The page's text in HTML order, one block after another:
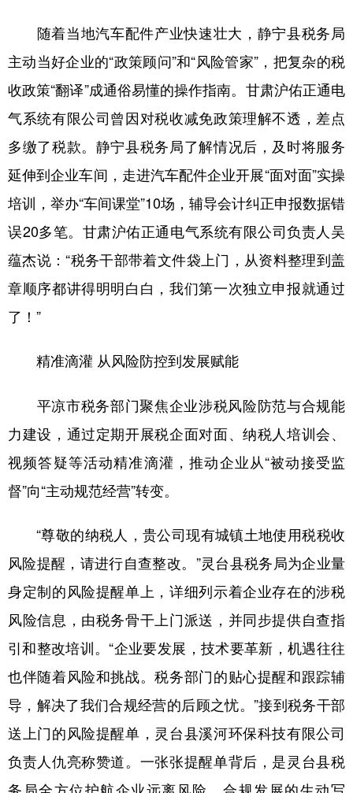
随着当地汽车配件产业快速壮大，静宁县税务局
主动当好企业的“政策顾问”和“风险管家”，把复杂的税
收政策“翻译”成通俗易懂的操作指南。甘肃沪佑正通电
气系统有限公司曾因对税收减免政策理解不透，差点
多缴了税款。静宁县税务局了解情况后，及时将服务
延伸到企业车间，走进汽车配件企业开展“面对面”实操
培训，举办“车间课堂”10场，辅导会计纠正申报数据错
误20多笔。甘肃沪佑正通电气系统有限公司负责人吴
蕴杰说：“税务干部带着文件袋上门，从资料整理到盖
章顺序都讲得明明白白，我们第一次独立申报就通过
了！”
精准滴灌 从风险防控到发展赋能
平凉市税务部门聚焦企业涉税风险防范与合规能
力建设，通过定期开展税企面对面、纳税人培训会、
视频答疑等活动精准滴灌，推动企业从“被动接受监
督”向“主动规范经营”转变。
“尊敬的纳税人，贵公司现有城镇土地使用税税收
风险提醒，请进行自查整改。”灵台县税务局为企业量
身定制的风险提醒单上，详细列示着企业存在的涉税
风险信息，由税务骨干上门派送，并同步提供自查指
引和整改培训。“企业要发展，技术要革新，机遇往往
也伴随着风险和挑战。税务部门的贴心提醒和跟踪辅
导，解决了我们合规经营的后顾之忧。”接到税务干部
送上门的风险提醒单，灵台县溪河环保科技有限公司
负责人仇亮称赞道。一张张提醒单背后，是灵台县税